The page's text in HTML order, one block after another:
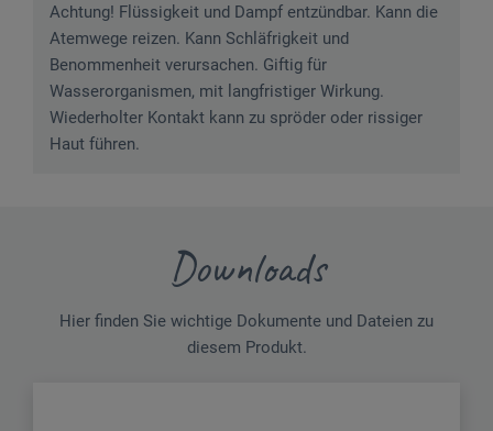
Achtung! Flüssigkeit und Dampf entzündbar. Kann die
Atemwege reizen. Kann Schläfrigkeit und
Benommenheit verursachen. Giftig für
Wasserorganismen, mit langfristiger Wirkung.
Wiederholter Kontakt kann zu spröder oder rissiger
Haut führen.
Downloads
Hier finden Sie wichtige Dokumente und Dateien zu
diesem Produkt.